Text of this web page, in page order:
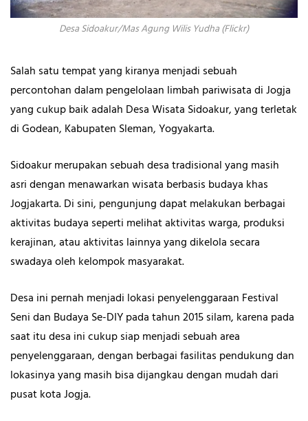
Desa Sidoakur/Mas Agung Wilis Yudha (Flickr)
Salah satu tempat yang kiranya menjadi sebuah
percontohan dalam pengelolaan limbah pariwisata di Jogja
yang cukup baik adalah Desa Wisata Sidoakur, yang terletak
di Godean, Kabupaten Sleman, Yogyakarta.
Sidoakur merupakan sebuah desa tradisional yang masih
asri dengan menawarkan wisata berbasis budaya khas
Jogjakarta. Di sini, pengunjung dapat melakukan berbagai
aktivitas budaya seperti melihat aktivitas warga, produksi
kerajinan, atau aktivitas lainnya yang dikelola secara
swadaya oleh kelompok masyarakat.
Desa ini pernah menjadi lokasi penyelenggaraan Festival
Seni dan Budaya Se-DIY pada tahun 2015 silam, karena pada
saat itu desa ini cukup siap menjadi sebuah area
penyelenggaraan, dengan berbagai fasilitas pendukung dan
lokasinya yang masih bisa dijangkau dengan mudah dari
pusat kota Jogja.